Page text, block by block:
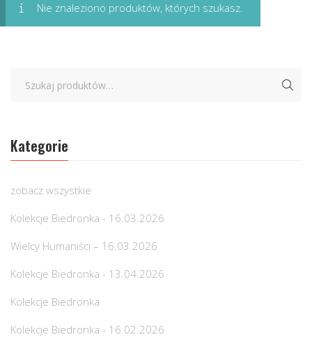
Nie znaleziono produktów, których szukasz.
Kategorie
zobacz wszystkie
Kolekcje Biedronka - 16.03.2026
Wielcy Humaniści – 16.03.2026
Kolekcje Biedronka - 13.04.2026
Kolekcje Biedronka
Kolekcje Biedronka - 16.02.2026